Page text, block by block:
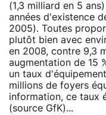
(1,3 milliard en 5
années d'existence
2005). Toutes
plutôt bien avec
en 2008, contre 9,3
augmentation de 15
un taux
millions de foyers
information, ce taux
(source GfK)...